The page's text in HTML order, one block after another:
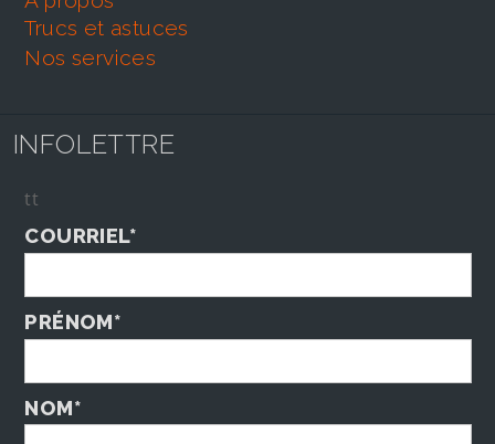
trucs et astuces
nos services
INFOLETTRE
tt
COURRIEL*
PRÉNOM*
NOM*